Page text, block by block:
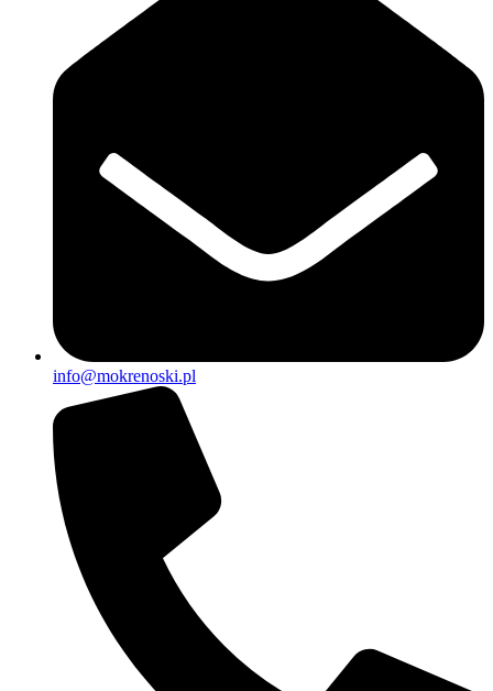
info@mokrenoski.pl